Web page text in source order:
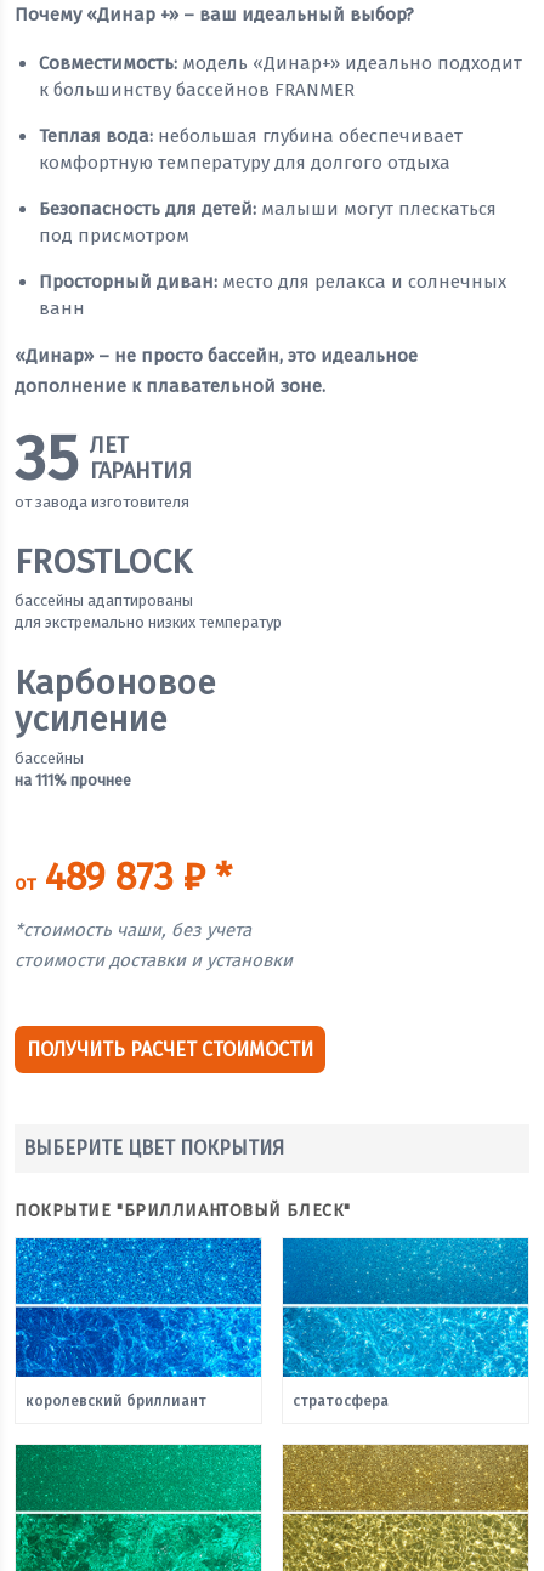
Почему «Динар +» – ваш идеальный выбор?
Совместимость: модель «Динар+» идеально подходит
к большинству бассейнов FRANMER
Теплая вода: небольшая глубина обеспечивает
комфортную температуру для долгого отдыха
Безопасность для детей: малыши могут плескаться
под присмотром
Просторный диван: место для релакса и солнечных
ванн
«Динар» – не просто бассейн, это идеальное
дополнение к плавательной зоне.
35 ЛЕТ
ГАРАНТИЯ
от завода изготовителя
FROSTLOCK
бассейны адаптированы
для экстремально низких температур
Карбоновое
усиление
бассейны
на 111% прочнее
от489 873 ₽ *
*стоимость чаши, без учета
стоимости доставки и установки
ПОЛУЧИТЬ РАСЧЕТ СТОИМОСТИ
ВЫБЕРИТЕ ЦВЕТ ПОКРЫТИЯ
ПОКРЫТИЕ "БРИЛЛИАНТОВЫЙ БЛЕСК"
королевский бриллиант стратосфера